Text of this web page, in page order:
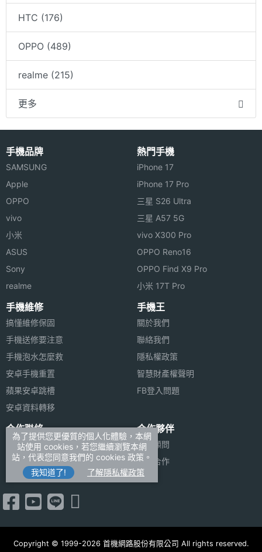
HTC (176)
OPPO (489)
realme (215)
更多
手機品牌
SAMSUNG
Apple
OPPO
vivo
小米
ASUS
Sony
realme
熱門手機
iPhone 17
iPhone 17 Pro
三星 S26 Ultra
三星 A57 5G
vivo X300 Pro
OPPO Reno16
OPPO Find X9 Pro
小米 17T Pro
手機維修
搞懂維修保固
手機送修要注意
手機泡水怎麼救
安卓手機重置
蘋果安卓跳槽
安卓資料轉移
手機王
關於我們
聯絡我們
隱私權政策
智慧財產權聲明
FB登入問題
合作聯絡
廣告刊登
加入商店報價
新聞聯絡
合作夥伴
法律顧問
媒體合作
Copyright © 1999-2026 首機網路股份有限公司 All rights reserved.
為了提供您更優質的個人化體驗，本網
站使用 cookies，若您繼續瀏覽本網
站，代表您同意我們的 cookies 政策。
我知道了!
了解隱私權政策